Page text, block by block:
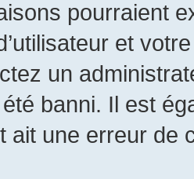
pourraient
et
un
été banni. Il est
ait une erreur de